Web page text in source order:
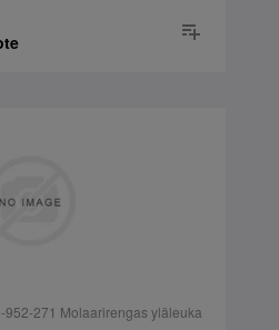
271 Molaarirengas yläleuka